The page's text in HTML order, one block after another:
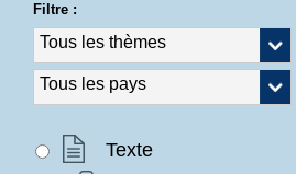
Filtre :
Texte